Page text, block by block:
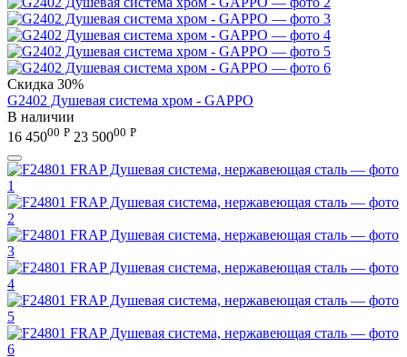
Скидка 30%
G2402 Душевая система хром - GAPPO
В наличии
16 45000 Р 23 50000 Р